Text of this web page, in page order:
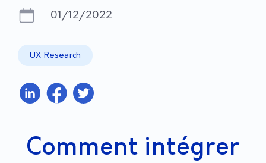
01/12/2022
UX Research
Comment intégrer